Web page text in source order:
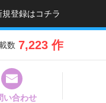
登録はコチラ
数 7,223 作
い合わせ